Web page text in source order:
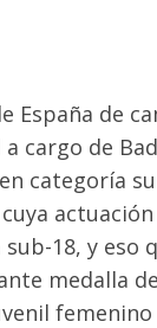
España de
cargo de
categoría
18, y eso
medalla
femenino